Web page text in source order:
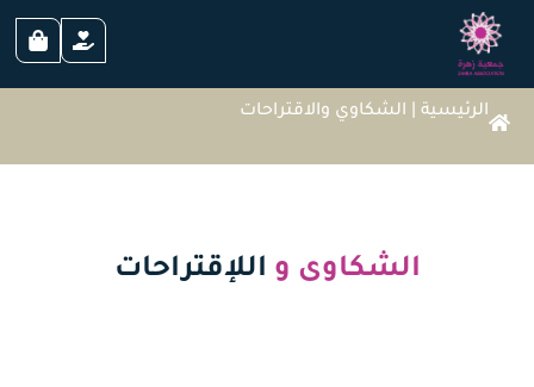
الرئيسية| الشكاوي والاقتراحات
الشكاوى و اللإقتراحات